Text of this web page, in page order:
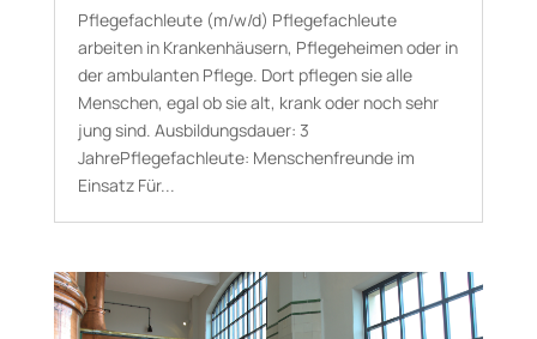
Pflegefachleute (m/w/d) Pflegefachleute
arbeiten in Krankenhäusern, Pflegeheimen oder in
der ambulanten Pflege. Dort pflegen sie alle
Menschen, egal ob sie alt, krank oder noch sehr
jung sind. Aus­bildungs­dauer: 3
JahrePflegefachleute: Menschenfreunde im
Einsatz Für...